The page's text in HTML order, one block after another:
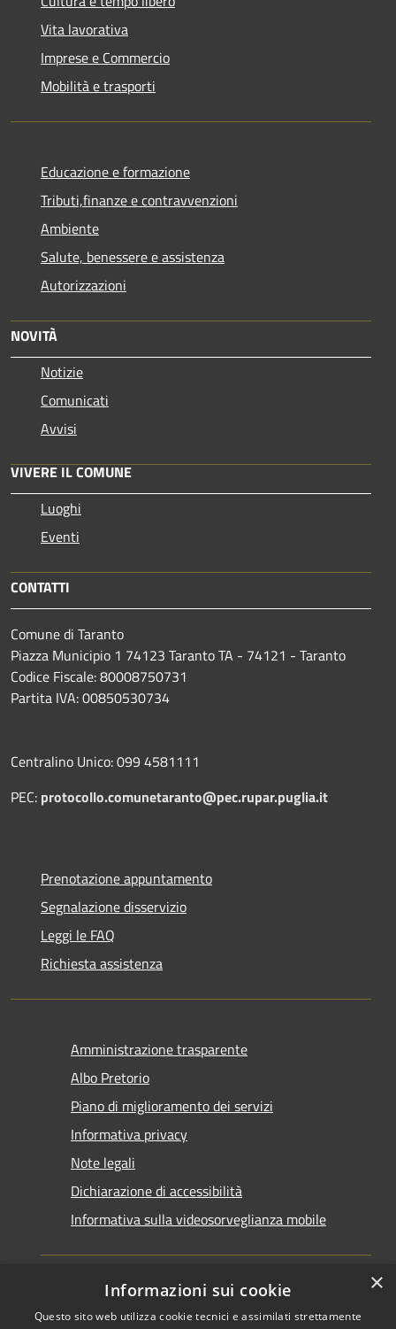
Vita lavorativa
Imprese e Commercio
Mobilità e trasporti
Educazione e formazione
Tributi,finanze e contravvenzioni
Ambiente
Salute, benessere e assistenza
Autorizzazioni
NOVITÀ
Notizie
Comunicati
Avvisi
VIVERE IL COMUNE
Luoghi
Eventi
CONTATTI
Comune di Taranto
Piazza Municipio 1 74123 Taranto TA - 74121 - Taranto
Codice Fiscale: 80008750731
Partita IVA: 00850530734
Centralino Unico: 099 4581111
PEC: protocollo.comunetaranto@pec.rupar.puglia.it
Prenotazione appuntamento
Segnalazione disservizio
Leggi le FAQ
Richiesta assistenza
Amministrazione trasparente
Albo Pretorio
Piano di miglioramento dei servizi
Informativa privacy
Note legali
Dichiarazione di accessibilità
Informativa sulla videosorveglianza mobile
×
Informazioni sui cookie
Questo sito web utilizza cookie tecnici e assimilati strettamente